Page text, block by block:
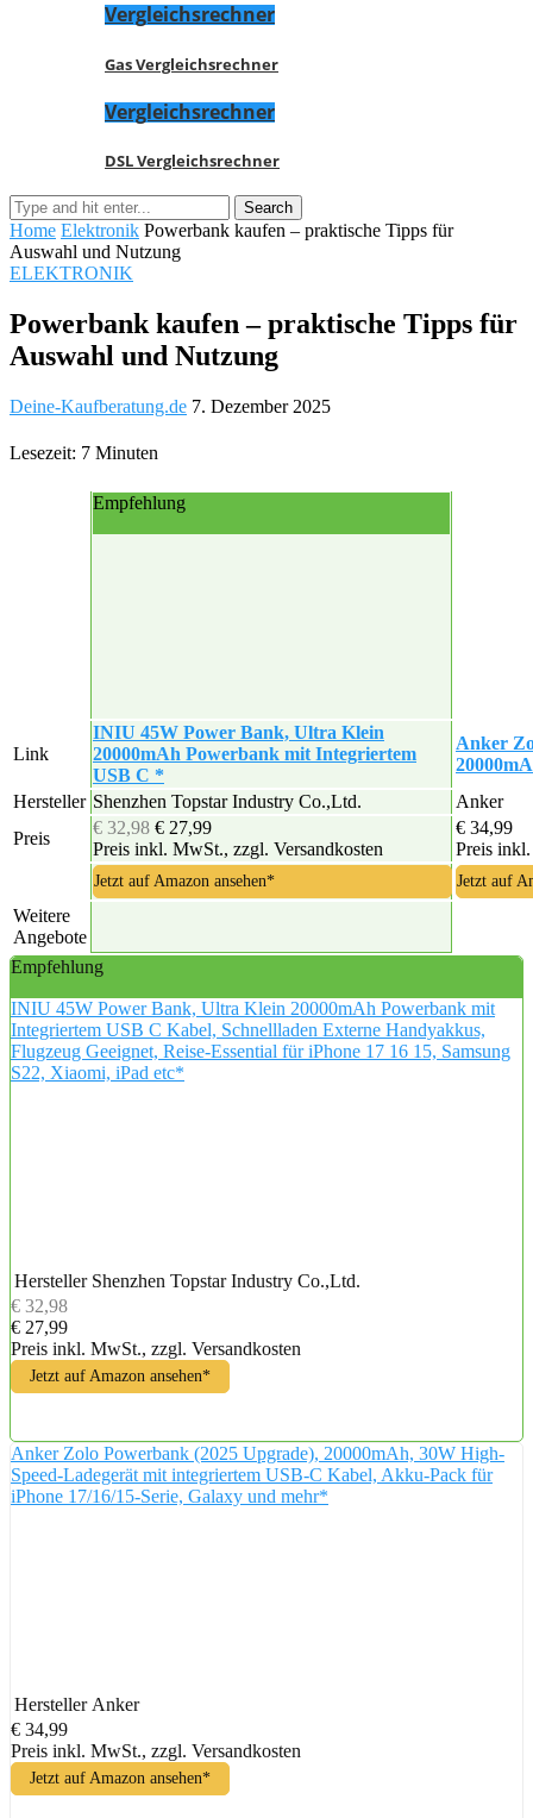
Vergleichsrechner
Gas Vergleichsrechner
Vergleichsrechner
DSL Vergleichsrechner
Home Elektronik Powerbank kaufen – praktische Tipps für
Auswahl und Nutzung
ELEKTRONIK
Powerbank kaufen – praktische Tipps für
Auswahl und Nutzung
Deine-Kaufberatung.de 7. Dezember 2025
Lesezeit: 7 Minuten
Empfehlung
Link
INIU 45W Power Bank, Ultra Klein
20000mAh Powerbank mit Integriertem
USB C *
Anker
Hersteller ‎Shenzhen Topstar Industry Co.,Ltd.
Anker
Preis
€ 32,98 € 27,99
Preis inkl. MwSt., zzgl. Versandkosten
€ 34,99
Preis
Jetzt auf Amazon ansehen* Jetzt auf
Weitere
Angebote
Empfehlung
INIU 45W Power Bank, Ultra Klein 20000mAh Powerbank mit
Integriertem USB C Kabel, Schnellladen Externe Handyakkus,
Flugzeug Geeignet, Reise-Essential für iPhone 17 16 15, Samsung
S22, Xiaomi, iPad etc*
Hersteller ‎Shenzhen Topstar Industry Co.,Ltd.
€ 32,98
€ 27,99
Preis inkl. MwSt., zzgl. Versandkosten
Jetzt auf Amazon ansehen*
Anker Zolo Powerbank (2025 Upgrade), 20000mAh, 30W High-
Speed-Ladegerät mit integriertem USB-C Kabel, Akku-Pack für
iPhone 17/16/15-Serie, Galaxy und mehr*
Hersteller Anker
€ 34,99
Preis inkl. MwSt., zzgl. Versandkosten
Jetzt auf Amazon ansehen*